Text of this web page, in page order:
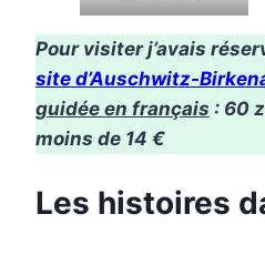
Pour visiter j’avais
site d’Auschwitz-
guidée en français : 60
moins de 14 €
Les histoires